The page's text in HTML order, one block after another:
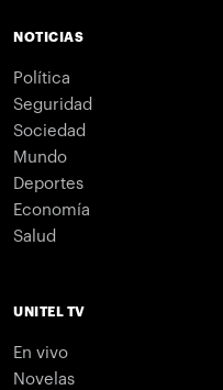
NOTICIAS
Política
Seguridad
Sociedad
Mundo
Deportes
Economía
Salud
UNITEL TV
En vivo
Novelas